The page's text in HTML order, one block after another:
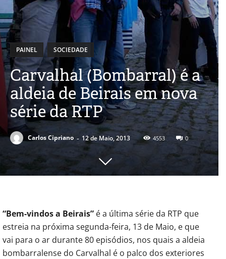
PAINEL SOCIEDADE
Carvalhal (Bombarral) é a
aldeia de Beirais em nova
série da RTP
Carlos Cipriano - 12 de Maio, 2013 4553 0
“Bem-vindos a Beirais” é a última série da RTP que
estreia na próxima segunda-feira, 13 de Maio, e que
vai para o ar durante 80 episódios, nos quais a aldeia
bombarralense do Carvalhal é o palco dos exteriores